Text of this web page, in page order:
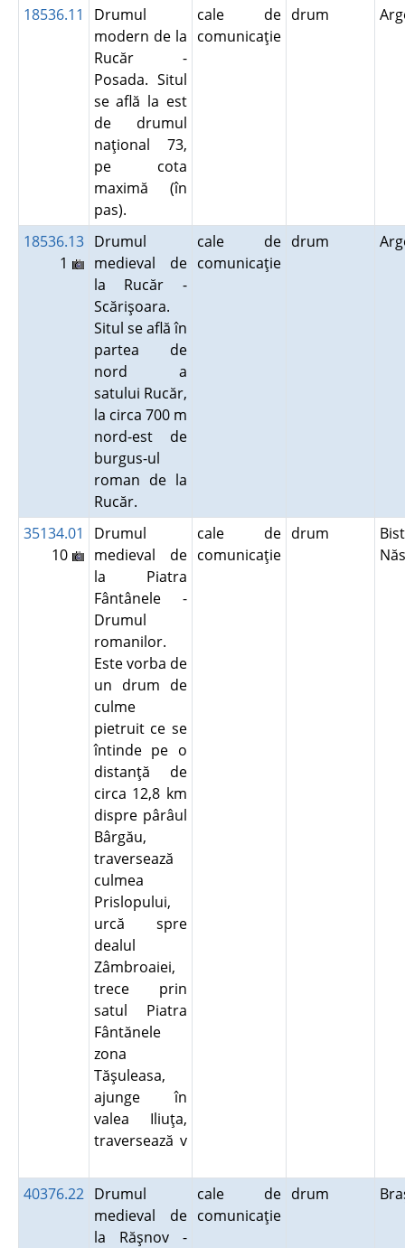
18536.11
Drumul
modern de la
Rucăr -
Posada. Situl
se află la est
de drumul
naţional 73,
pe cota
maximă (în
pas).
cale de
comunicaţie
drum
18536.13
1
Drumul
medieval de
la Rucăr -
Scărişoara.
Situl se află în
partea de
nord a
satului Rucăr,
la circa 700 m
nord-est de
burgus-ul
roman de la
Rucăr.
cale de
comunicaţie
drum
35134.01
10
Drumul
medieval de
la Piatra
Fântânele -
Drumul
romanilor.
Este vorba de
un drum de
culme
pietruit ce se
întinde pe o
distanţă de
circa 12,8 km
dispre pârâul
Bârgău,
traversează
culmea
Prislopului,
urcă spre
dealul
Zâmbroaiei,
trece prin
satul Piatra
Fântănele
zona
Tăşuleasa,
ajunge în
valea Iliuţa,
traversează v
cale de
comunicaţie
drum
40376.22 Drumul
medieval de
la Răşnov -
cale de
comunicaţie
drum